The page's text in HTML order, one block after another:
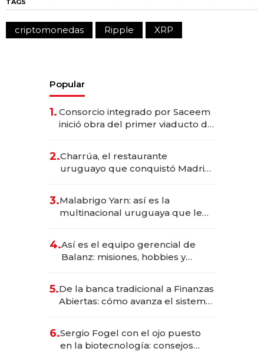
criptomonedas Ripple XRP
Popular
1. Consorcio integrado por Saceem
inició obra del primer viaducto de
millones
2.Charrúa, el restaurante
uruguayo que conquistó Madrid:
anticipación y prepara apertura
3.Malabrigo Yarn: así es la
multinacional uruguaya que le
4.Así es el equipo gerencial de
Balanz: misiones, hobbies y
5.De la banca tradicional a Finanzas
Abiertas: cómo avanza el sistema
6.Sergio Fogel con el ojo puesto
en la biotecnología: consejos